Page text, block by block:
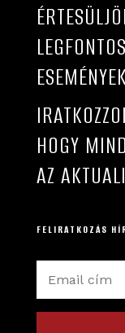
HOGY
AZ
FELIRATKOZÁS